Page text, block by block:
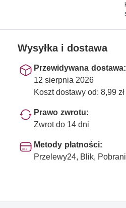
Wysyłka i dostawa
Przewidywana dostawa:
12 sierpnia 2026
Koszt dostawy od: 8,99 zł
Prawo zwrotu:
Zwrot do 14 dni
Metody płatności:
Przelewy24, Blik,